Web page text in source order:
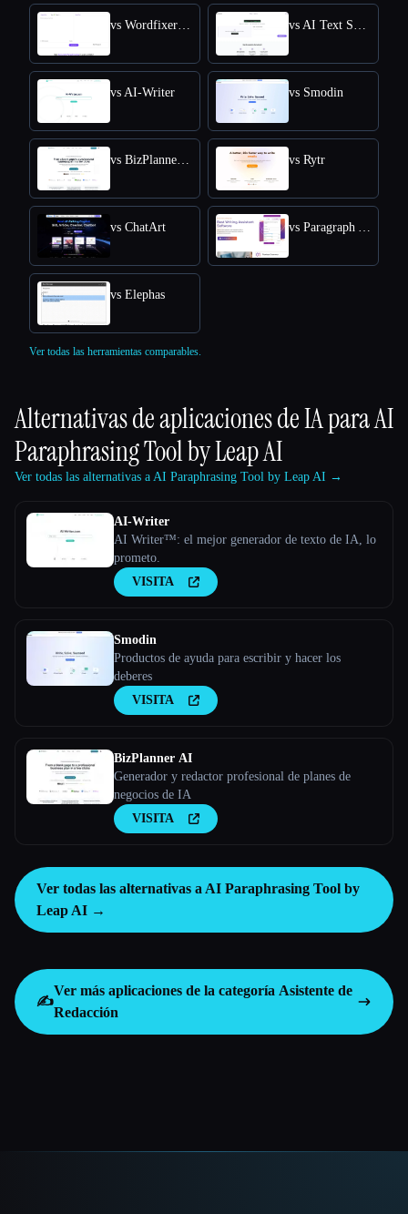
vs Wordfixerbot vs AI Text Summarizer
vs AI-Writer vs Smodin
vs BizPlanner AI vs Rytr
vs ChatArt vs Paragraph AI
vs Elephas
Ver todas las herramientas comparables.
Alternativas de aplicaciones de IA paraAI
Paraphrasing Tool by Leap AI
Ver todas las alternativas a AI Paraphrasing Tool by Leap AI →
AI-Writer
AI Writer™: el mejor generador de texto de IA, lo
prometo.
VISITA
Smodin
Productos de ayuda para escribir y hacer los
deberes
VISITA
BizPlanner AI
Generador y redactor profesional de planes de
negocios de IA
VISITA
Ver todas las alternativas a AI Paraphrasing Tool by
Leap AI →
✍️
Ver más aplicaciones de la categoría Asistente de
Redacción